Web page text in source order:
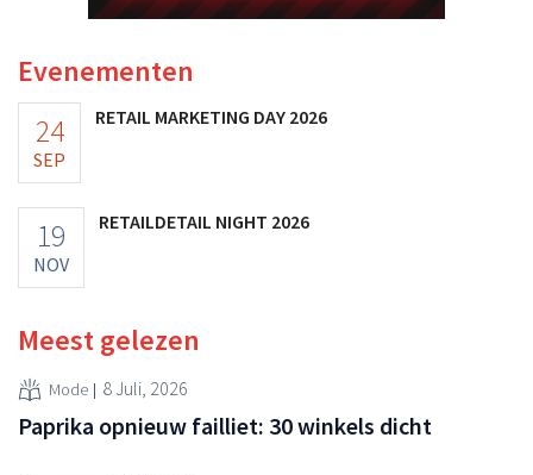
Evenementen
24
SEP
RETAIL MARKETING DAY 2026
19
NOV
RETAILDETAIL NIGHT 2026
Meest gelezen
Mode 8 Juli, 2026
Paprika opnieuw failliet: 30 winkels dicht